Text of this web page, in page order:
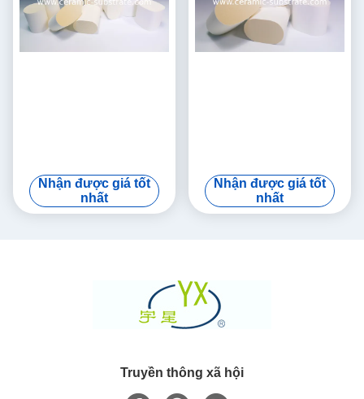
Nhận được giá tốt
nhất
Nhận được giá tốt
nhất
Truyền thông xã hội